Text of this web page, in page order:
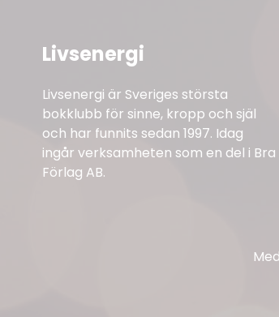
Livsenergi
Livsenergi är Sveriges största
bokklubb för sinne, kropp och själ
och har funnits sedan 1997. Idag
ingår verksamheten som en del i Bra
Förlag AB.